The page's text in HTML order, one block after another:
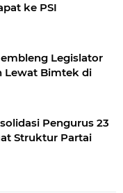
ke PSI
Legislator
Lewat Bimtek di
Pengurus 23
Struktur Partai